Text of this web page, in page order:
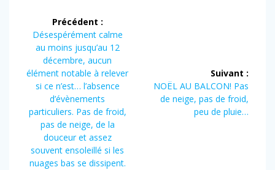
Navigation
de
l’article
Précédent :
Article
précédent :
Désespérément calme
au moins jusqu’au 12
décembre, aucun
élément notable à relever
si ce n’est… l’absence
d’évènements
particuliers. Pas de froid,
pas de neige, de la
douceur et assez
souvent ensoleillé si les
nuages bas se dissipent.
Suivant :
Article
suivant :
NOËL AU BALCON! Pas
de neige, pas de froid,
peu de pluie…